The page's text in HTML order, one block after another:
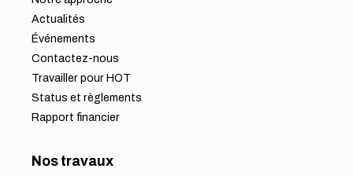
Actualités
Événements
Contactez-nous
Travailler pour HOT
Status et règlements
Rapport financier
Nos travaux